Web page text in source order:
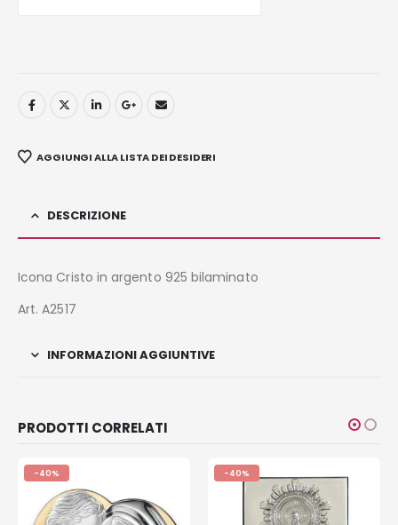
AGGIUNGI ALLA LISTA DEI DESIDERI
DESCRIZIONE
Icona Cristo in argento 925 bilaminato
Art. A2517
INFORMAZIONI AGGIUNTIVE
PRODOTTI CORRELATI
-40% -40%